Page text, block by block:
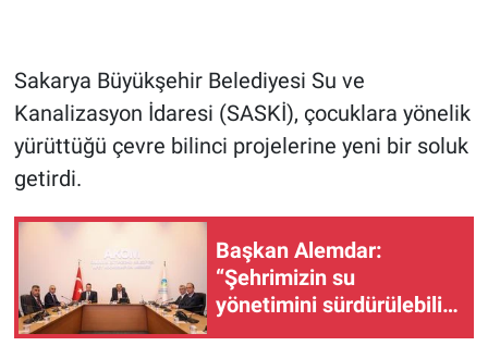
Sakarya Büyükşehir Belediyesi Su ve
Kanalizasyon İdaresi (SASKİ), çocuklara yönelik
yürüttüğü çevre bilinci projelerine yeni bir soluk
getirdi.
Başkan Alemdar:
“Şehrimizin su
yönetimini sürdürülebilir
hale taşımak için